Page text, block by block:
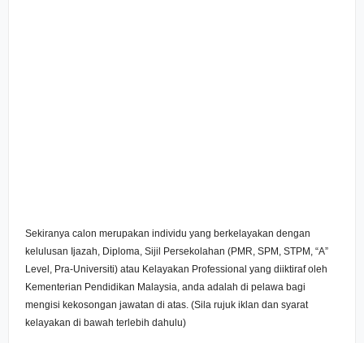
Sekiranya calon merupakan individu yang berkelayakan dengan
kelulusan Ijazah, Diploma, Sijil Persekolahan (PMR, SPM, STPM, “A”
Level, Pra-Universiti) atau Kelayakan Professional yang diiktiraf oleh
Kementerian Pendidikan Malaysia, anda adalah di pelawa bagi
mengisi kekosongan jawatan di atas. (Sila rujuk iklan dan syarat
kelayakan di bawah terlebih dahulu)